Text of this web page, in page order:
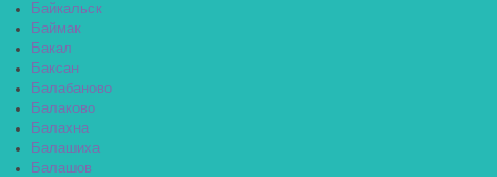
Байкальск
Баймак
Бакал
Баксан
Балабаново
Балаково
Балахна
Балашиха
Балашов